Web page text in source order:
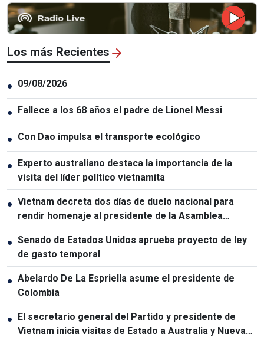
Los más Recientes
● 09/08/2026
● Fallece a los 68 años el padre de Lionel Messi
● Con Dao impulsa el transporte ecológico
● Experto australiano destaca la importancia de la
visita del líder político vietnamita
● Vietnam decreta dos días de duelo nacional para
rendir homenaje al presidente de la Asamblea
Nacional de Laos
● Senado de Estados Unidos aprueba proyecto de ley
de gasto temporal
● Abelardo De La Espriella asume el presidente de
Colombia
● El secretario general del Partido y presidente de
Vietnam inicia visitas de Estado a Australia y Nueva